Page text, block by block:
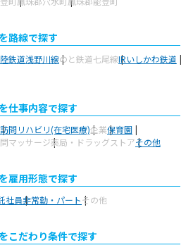
路線で探す
鉄道浅野川線のと鉄道七尾線IRいしかわ鉄道
仕事内容で探す
訪問リハビリ(在宅医療)企業保育園
マッサージ薬局・ドラッグストアその他
雇用形態で探す
社員非常勤・パートその他
こだわり条件で探す